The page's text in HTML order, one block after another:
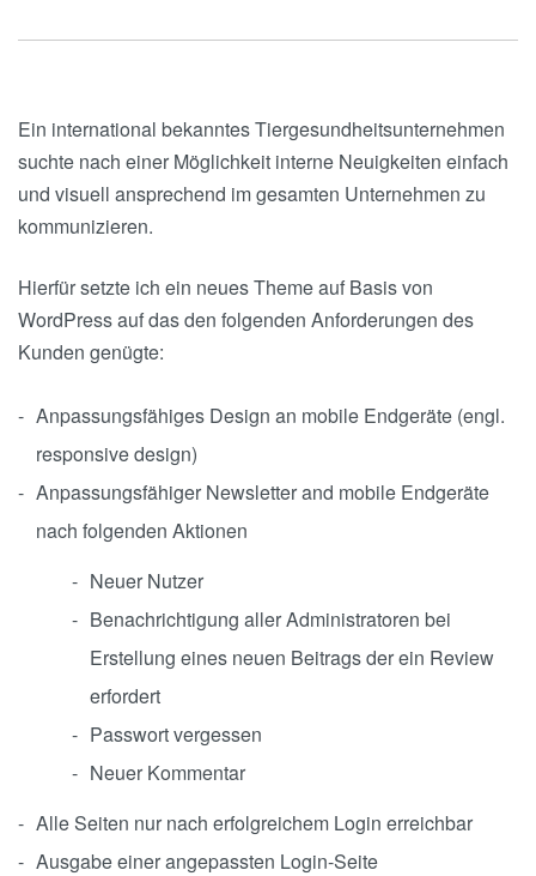
Ein international bekanntes Tiergesundheitsunternehmen
suchte nach einer Möglichkeit interne Neuigkeiten einfach
und visuell ansprechend im gesamten Unternehmen zu
kommunizieren.
Hierfür setzte ich ein neues Theme auf Basis von
WordPress auf das den folgenden Anforderungen des
Kunden genügte:
Anpassungsfähiges Design an mobile Endgeräte (engl.
responsive design)
Anpassungsfähiger Newsletter and mobile Endgeräte
nach folgenden Aktionen
Neuer Nutzer
Benachrichtigung aller Administratoren bei
Erstellung eines neuen Beitrags der ein Review
erfordert
Passwort vergessen
Neuer Kommentar
Alle Seiten nur nach erfolgreichem Login erreichbar
Ausgabe einer angepassten Login-Seite